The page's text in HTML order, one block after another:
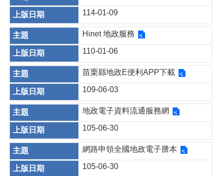
114-01-09
Hinet 地政服務
110-01-06
苗栗縣地政E便利APP下載
109-06-03
地政電子資料流通服務網
105-06-30
網路申領全國地政電子謄本
105-06-30